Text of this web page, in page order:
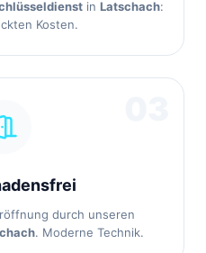
in Latschach:
Kosten.
durch unseren
. Moderne Technik.